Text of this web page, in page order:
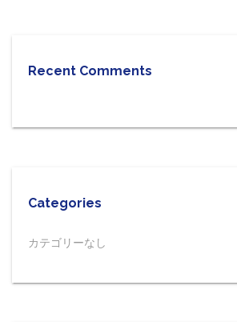
Recent Comments
Categories
カテゴリーなし